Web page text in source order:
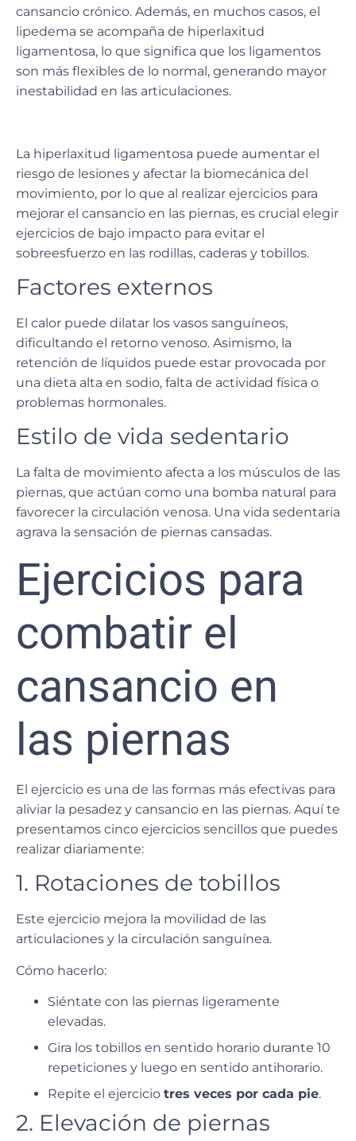
cansancio crónico. Además, en muchos casos, el
lipedema se acompaña de hiperlaxitud
ligamentosa, lo que significa que los ligamentos
son más flexibles de lo normal, generando mayor
inestabilidad en las articulaciones.
La hiperlaxitud ligamentosa puede aumentar el
riesgo de lesiones y afectar la biomecánica del
movimiento, por lo que al realizar ejercicios para
mejorar el cansancio en las piernas, es crucial elegir
ejercicios de bajo impacto para evitar el
sobreesfuerzo en las rodillas, caderas y tobillos.
Factores externos
El calor puede dilatar los vasos sanguíneos,
dificultando el retorno venoso. Asimismo, la
retención de líquidos puede estar provocada por
una dieta alta en sodio, falta de actividad física o
problemas hormonales.
Estilo de vida sedentario
La falta de movimiento afecta a los músculos de las
piernas, que actúan como una bomba natural para
favorecer la circulación venosa. Una vida sedentaria
agrava la sensación de piernas cansadas.
Ejercicios para
combatir el
cansancio en
las piernas
El ejercicio es una de las formas más efectivas para
aliviar la pesadez y cansancio en las piernas. Aquí te
presentamos cinco ejercicios sencillos que puedes
realizar diariamente:
1. Rotaciones de tobillos
Este ejercicio mejora la movilidad de las
articulaciones y la circulación sanguínea.
Cómo hacerlo:
Siéntate con las piernas ligeramente
elevadas.
Gira los tobillos en sentido horario durante 10
repeticiones y luego en sentido antihorario.
Repite el ejercicio tres veces por cada pie.
2. Elevación de piernas